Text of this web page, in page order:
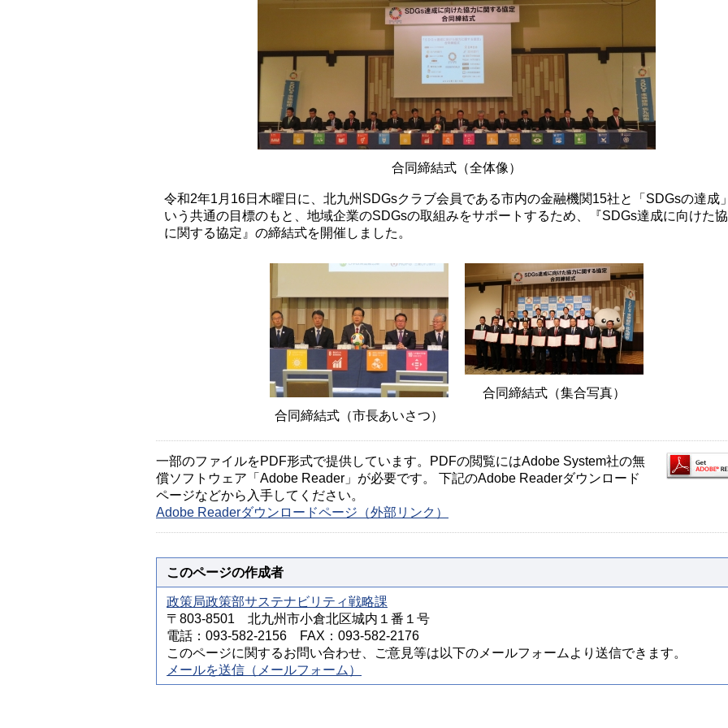
合同締結式（全体像）
令和2年1月16日木曜日に、北九州SDGsクラブ会員である市内の金融機関15社と「SDGsの達成
いう共通の目標のもと、地域企業のSDGsの取組みをサポートするため、『SDGs達成に向けた
に関する協定』の締結式を開催しました。
合同締結式（市長あいさつ）
合同締結式（集合写真）
一部のファイルをPDF形式で提供しています。PDFの閲覧にはAdobe System社の無
償ソフトウェア「Adobe Reader」が必要です。 下記のAdobe Readerダウンロード
ページなどから入手してください。
Adobe Readerダウンロードページ（外部リンク）
このページの作成者
政策局政策部サステナビリティ戦略課
〒803-8501 北九州市小倉北区城内１番１号
電話：093-582-2156 FAX：093-582-2176
このページに関するお問い合わせ、ご意見等は以下のメールフォームより送信できます。
メールを送信（メールフォーム）